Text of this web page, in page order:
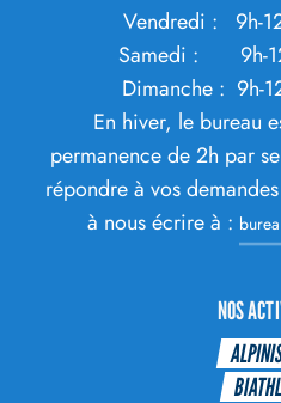
Vendredi : 9h-
Samedi : 9h-
Dimanche : 9h-
En hiver, le bureau
permanence de 2h par
répondre à vos
à nous écrire à :
NOS